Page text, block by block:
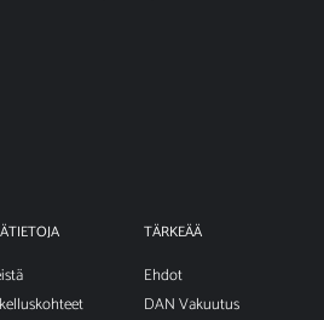
TÄRKEÄÄ
Ehdot
DAN Vakuutus